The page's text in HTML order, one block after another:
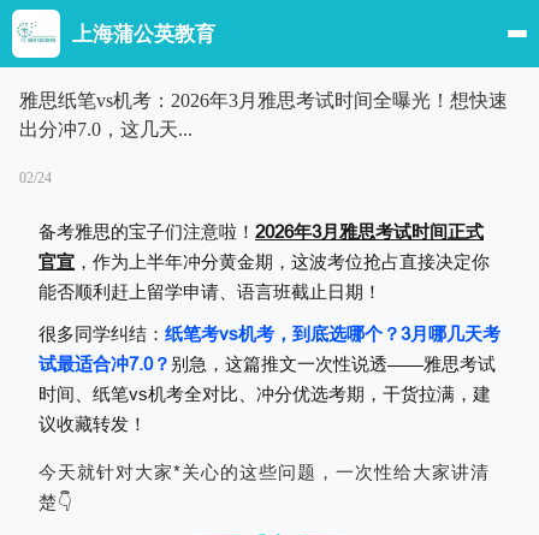
上海蒲公英教育
雅思纸笔vs机考：2026年3月雅思考试时间全曝光！想快速
出分冲7.0，这几天...
02/24
备考雅思的宝子们注意啦！ 2026年3月雅思考试时间正式
官宣 ，作为上半年冲分黄金期，这波考位抢占直接决定你
能否顺利赶上留学申请、语言班截止日期！
很多同学纠结： 纸笔考vs机考，到底选哪个？3月哪几天考
试最适合冲7.0？ 别急，这篇推文一次性说透——雅思考试
时间、纸笔vs机考全对比、冲分优选考期，干货拉满，建
议收藏转发！
今天就针对大家*关心的这些问题，一次性给大家讲清
楚👇